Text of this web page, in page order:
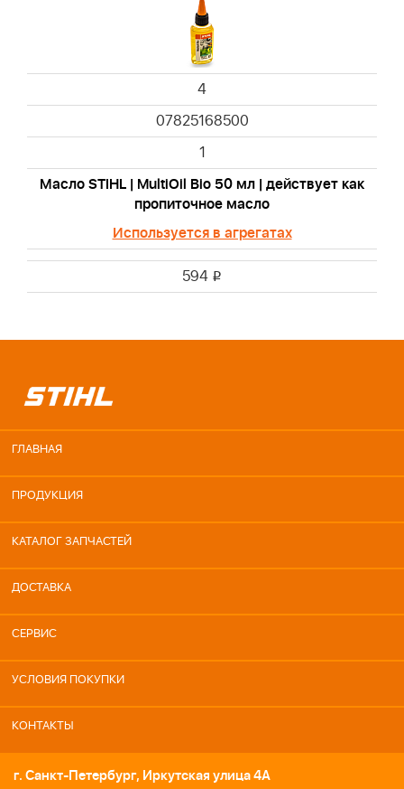
4
07825168500
1
Масло STIHL | MultiOil Bio 50 мл | действует как
пропиточное масло
Используется в агрегатах
594 i
ГЛАВНАЯ
ПРОДУКЦИЯ
КАТАЛОГ ЗАПЧАСТЕЙ
ДОСТАВКА
СЕРВИС
УСЛОВИЯ ПОКУПКИ
КОНТАКТЫ
г. Санкт-Петербург, Иркутская улица 4А